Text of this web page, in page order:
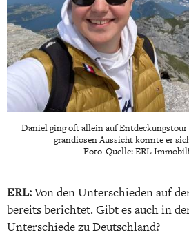
Daniel ging oft allein auf Entdeckungstour
grandiosen Aussicht konnte er
Foto-Quelle: ERL
ERL:Von den Unterschieden auf
bereits berichtet. Gibt es auch in
Unterschiede zu Deutschland?